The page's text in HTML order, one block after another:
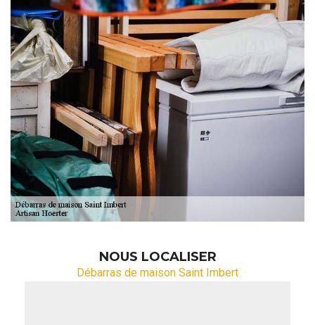
NOUS LOCALISER
Débarras de maison Saint Imbert